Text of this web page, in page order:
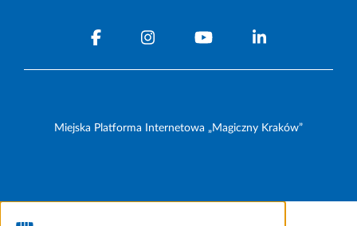
Miejska Platforma Internetowa „Magiczny Kraków”